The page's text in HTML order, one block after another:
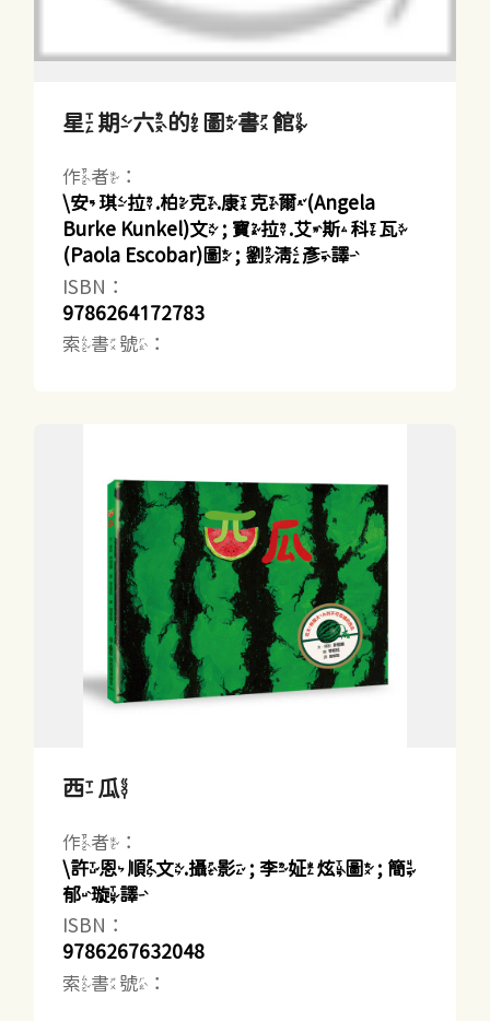
星期六的圖書館
作者：
\安琪拉.柏克.康克爾(Angela
Burke Kunkel)文 ; 寶拉.艾斯科瓦
(Paola Escobar)圖 ; 劉清彥譯
ISBN：
9786264172783
索書號：
西瓜
作者：
\許恩順文.攝影 ; 李姃炫圖 ; 簡
郁璇譯
ISBN：
9786267632048
索書號：